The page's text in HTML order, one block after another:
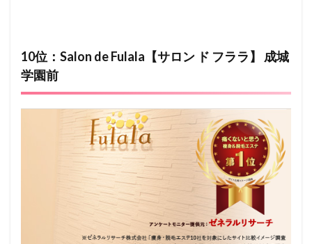
10位：Salon de Fulala【サロン ド フララ】 成城
学園前